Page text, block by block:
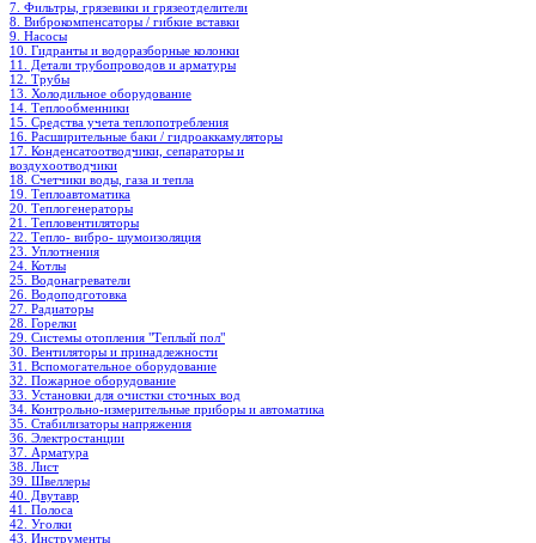
7. Фильтры, грязевики и грязеотделители
8. Виброкомпенсаторы / гибкие вставки
9. Насосы
10. Гидранты и водоразборные колонки
11. Детали трубопроводов и арматуры
12. Трубы
13. Холодильное oборудование
14. Теплообменники
15. Средства учета теплопотребления
16. Расширительные баки / гидроаккамуляторы
17. Конденсатоотводчики, сепараторы и
воздухоотводчики
18. Счетчики воды, газа и тепла
19. Теплоавтоматика
20. Теплогенераторы
21. Тепловентиляторы
22. Тепло- вибро- шумоизоляция
23. Уплотнения
24. Котлы
25. Водонагреватели
26. Водоподготовка
27. Радиаторы
28. Горелки
29. Системы отопления "Теплый пол"
30. Вентиляторы и принадлежности
31. Вспомогательное оборудование
32. Пожарное оборудование
33. Установки для очистки сточных вод
34. Контрольно-измерительные приборы и автоматика
35. Стабилизаторы напряжения
36. Электростанции
37. Арматура
38. Лист
39. Швеллеры
40. Двутавр
41. Полоса
42. Уголки
43. Инструменты